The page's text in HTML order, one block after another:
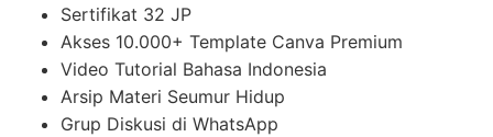
Sertifikat 32 JP
Akses 10.000+ Template Canva Premium
Video Tutorial Bahasa Indonesia
Arsip Materi Seumur Hidup
Grup Diskusi di WhatsApp